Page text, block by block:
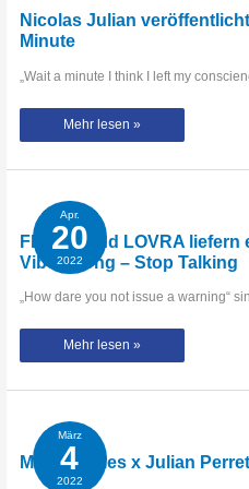
Nicolas Julian
Minute
„Wait a minute I think I left my
Nicolas
veröffentlicht
Remix
Wait
A
Minute
Mehr lesen »
Apr.
20
2022
FLAVIA und LOVRA liefern
Vibes Song – Stop Talking
„How dare you not issue a warning“
FLAVIA
einen
Vibes
Song
–
Stop
Talking
Mehr lesen »
März
4
2022
Miles & Miles x Julian